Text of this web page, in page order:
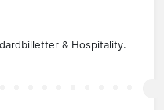
& Hospitality.